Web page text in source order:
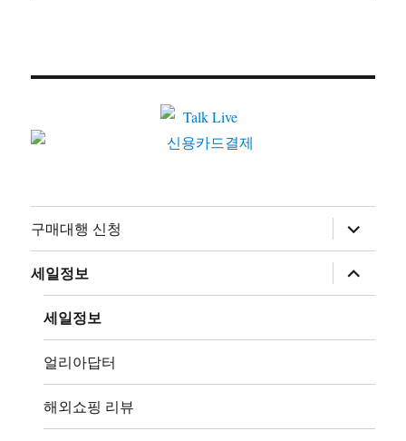
구매대행 신청
위
메
뉴
확
장
세일정보
위
메
장
세일정보
얼리아답터
해외쇼핑 리뷰